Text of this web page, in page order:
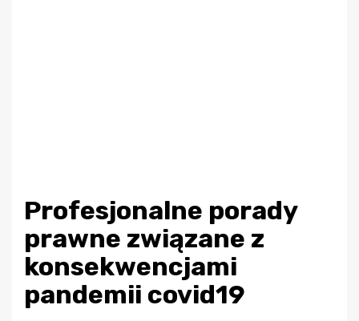
Profesjonalne porady
prawne związane z
konsekwencjami
pandemii covid19